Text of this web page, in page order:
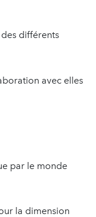
différents
avec elles
par le monde
la dimension